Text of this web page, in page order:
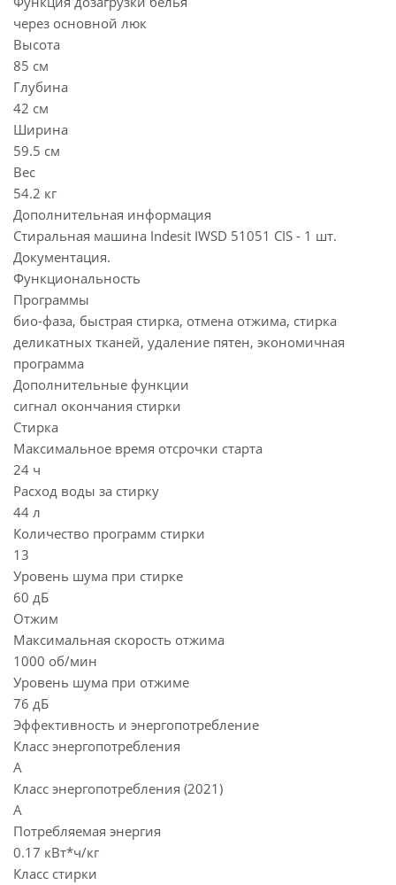
через основной люк
Высота
85 см
Глубина
42 см
Ширина
59.5 см
Вес
54.2 кг
Дополнительная информация
Стиральная машина Indesit IWSD 51051 CIS - 1 шт.
Документация.
Функциональность
Программы
био-фаза, быстрая стирка, отмена отжима, стирка
деликатных тканей, удаление пятен, экономичная
программа
Дополнительные функции
сигнал окончания стирки
Стирка
Максимальное время отсрочки старта
24 ч
Расход воды за стирку
44 л
Количество программ стирки
13
Уровень шума при стирке
60 дБ
Отжим
Максимальная скорость отжима
1000 об/мин
Уровень шума при отжиме
76 дБ
Эффективность и энергопотребление
Класс энергопотребления
A
Класс энергопотребления (2021)
A
Потребляемая энергия
0.17 кВт*ч/кг
Класс стирки